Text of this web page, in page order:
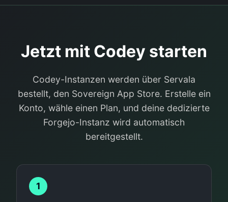
Jetzt mit Codey starten
Codey-Instanzen werden über Servala
bestellt, den Sovereign App Store. Erstelle ein
Konto, wähle einen Plan, und deine dedizierte
Forgejo-Instanz wird automatisch
bereitgestellt.
1